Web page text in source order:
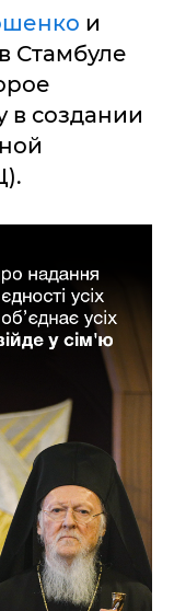
и
в Стамбуле
в создании